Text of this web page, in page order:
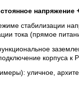
напряжение
стабилизации
тока (прямое
корпуса к
уличное,